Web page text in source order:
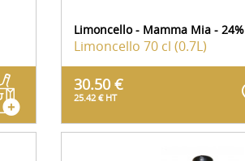
Limoncello - Mamma Mia - 24%
Limoncello 70 cl (0.7L)
30.50 €
25.42 € HT